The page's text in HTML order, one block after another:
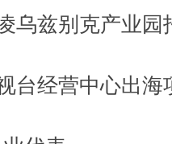
兹别克产业园
经营中心出海